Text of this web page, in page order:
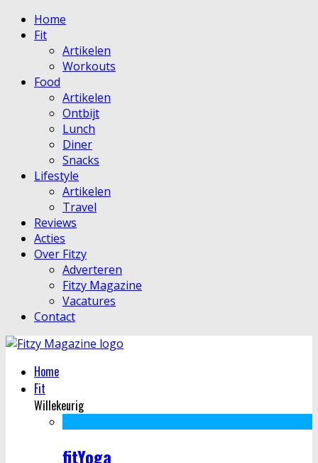
Home
Fit
Artikelen
Workouts
Food
Artikelen
Ontbijt
Lunch
Diner
Snacks
Lifestyle
Artikelen
Travel
Reviews
Acties
Over Fitzy
Adverteren
Fitzy Magazine
Vacatures
Contact
Home
Fit
Willekeurig
fitYoga